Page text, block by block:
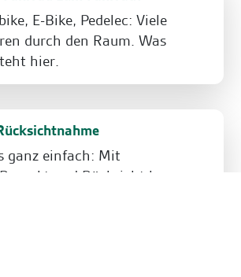
E-Bike, Pedelec: Viele
durch den Raum. Was
hier.
ganz einfach: Mit
und Rücksicht lassen